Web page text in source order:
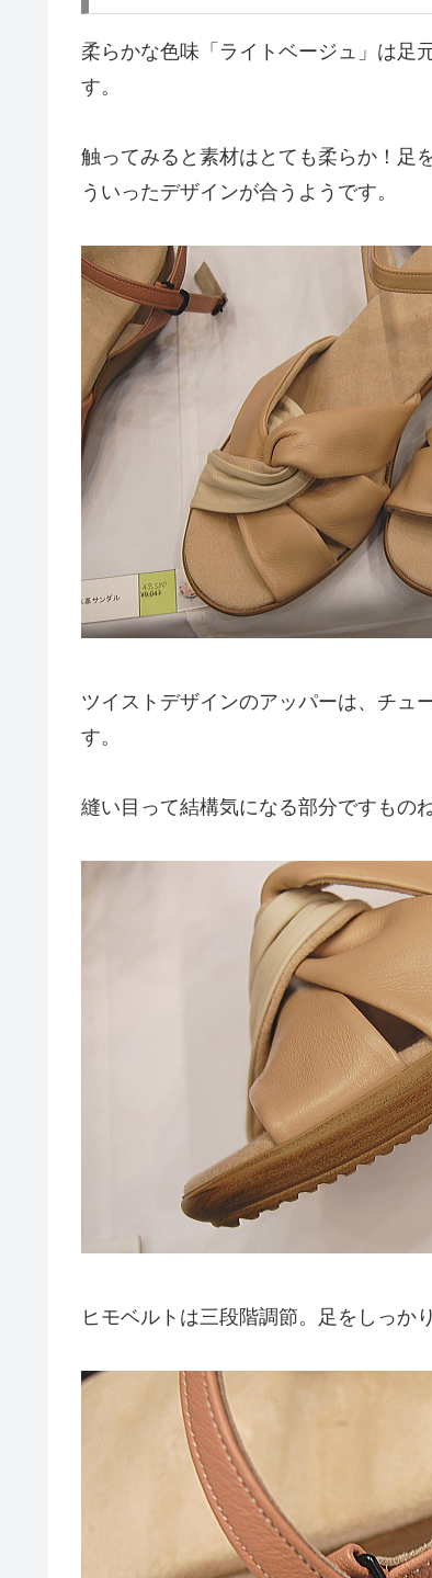
柔らかな色味「ライトベージュ」は足
す。
触ってみると素材はとても柔らか！足
ういったデザインが合うようです。
ツイストデザインのアッパーは、チュ
す。
縫い目って結構気になる部分ですものね
ヒモベルトは三段階調節。足をしっか